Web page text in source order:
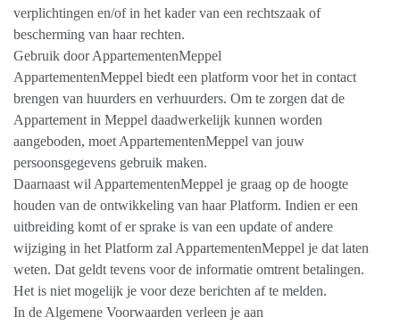
verplichtingen en/of in het kader van een rechtszaak of
bescherming van haar rechten.
Gebruik door AppartementenMeppel
AppartementenMeppel biedt een platform voor het in contact
brengen van huurders en verhuurders. Om te zorgen dat de
Appartement in Meppel daadwerkelijk kunnen worden
aangeboden, moet AppartementenMeppel van jouw
persoonsgegevens gebruik maken.
Daarnaast wil AppartementenMeppel je graag op de hoogte
houden van de ontwikkeling van haar Platform. Indien er een
uitbreiding komt of er sprake is van een update of andere
wijziging in het Platform zal AppartementenMeppel je dat laten
weten. Dat geldt tevens voor de informatie omtrent betalingen.
Het is niet mogelijk je voor deze berichten af te melden.
In de Algemene Voorwaarden verleen je aan